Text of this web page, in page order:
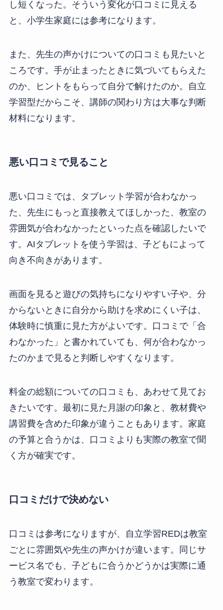
し短くなった。そういう変化が口コミに見える
と、小学生家庭には参考になります。
また、先生の声かけについての口コミも見たいと
ころです。手が止まったときに気づいてもらえた
のか、ヒントをもらって自分で解けたのか。自立
学習型だからこそ、講師の関わり方は大事な判断
材料になります。
悪い口コミで見ること
悪い口コミでは、タブレット学習が合わなかっ
た、先生にもっと直接教えてほしかった、教室の
雰囲気が合わなかったといった点を確認したいで
す。AIタブレットを使う学習は、子どもによって
向き不向きがあります。
画面を見ると遊びの気持ちになりやすい子や、分
からないときに自分から助けを求めにくい子は、
体験時に慎重に見た方がよいです。口コミで「合
わなかった」と書かれていても、何が合わなかっ
たのかまで見ると判断しやすくなります。
料金の総額についての口コミも、あわせて見てお
きたいです。最初に見た月謝の印象と、教材費や
講習費を含めた印象が違うこともあります。家庭
の予算と合うかは、口コミよりも実際の教室で聞
く方が確実です。
口コミだけで決めない
口コミは参考になりますが、自立学習REDは教室
ごとに雰囲気や先生の声かけが違います。同じサ
ービス名でも、子どもに合うかどうかは実際に通
う教室で変わります。